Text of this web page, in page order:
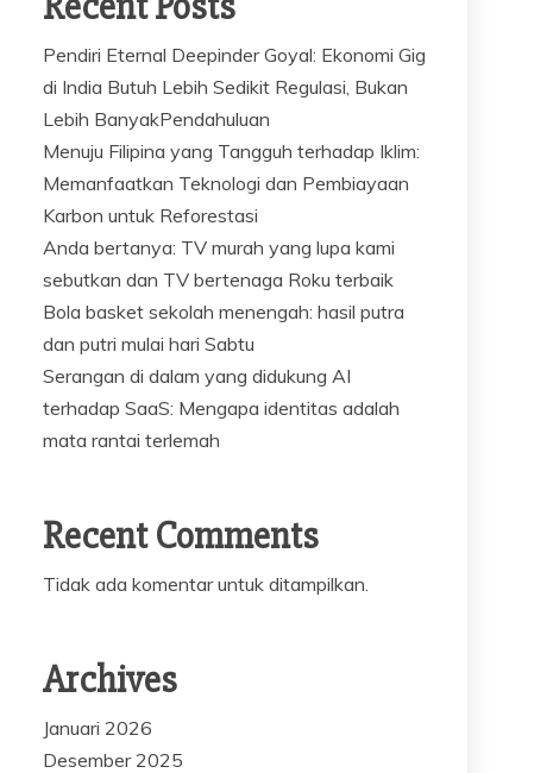
Pendiri Eternal Deepinder Goyal: Ekonomi Gig
di India Butuh Lebih Sedikit Regulasi, Bukan
Lebih BanyakPendahuluan
Menuju Filipina yang Tangguh terhadap Iklim:
Memanfaatkan Teknologi dan Pembiayaan
Karbon untuk Reforestasi
Anda bertanya: TV murah yang lupa kami
sebutkan dan TV bertenaga Roku terbaik
Bola basket sekolah menengah: hasil putra
dan putri mulai hari Sabtu
Serangan di dalam yang didukung AI
terhadap SaaS: Mengapa identitas adalah
mata rantai terlemah
Recent Comments
Tidak ada komentar untuk ditampilkan.
Archives
Januari 2026
Desember 2025